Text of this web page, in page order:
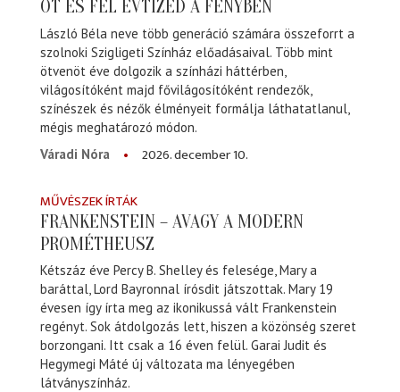
ÖT ÉS FÉL ÉVTIZED A FÉNYBEN
László Béla neve több generáció számára összeforrt a
szolnoki Szigligeti Színház előadásaival. Több mint
ötvenöt éve dolgozik a színházi háttérben,
világosítóként majd fővilágosítóként rendezők,
színészek és nézők élményeit formálja láthatatlanul,
mégis meghatározó módon.
Váradi Nóra
2026. december 10.
MŰVÉSZEK ÍRTÁK
FRANKENSTEIN – AVAGY A MODERN
PROMÉTHEUSZ
Kétszáz éve Percy B. Shelley és felesége, Mary a
baráttal, Lord Bayronnal írósdit játszottak. Mary 19
évesen így írta meg az ikonikussá vált Frankenstein
regényt. Sok átdolgozás lett, hiszen a közönség szeret
borzongani. Itt csak a 16 éven felül. Garai Judit és
Hegymegi Máté új változata ma lényegében
látványszínház.